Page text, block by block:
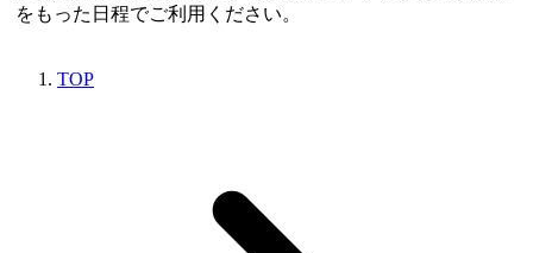
をもった日程でご利用ください。
TOP